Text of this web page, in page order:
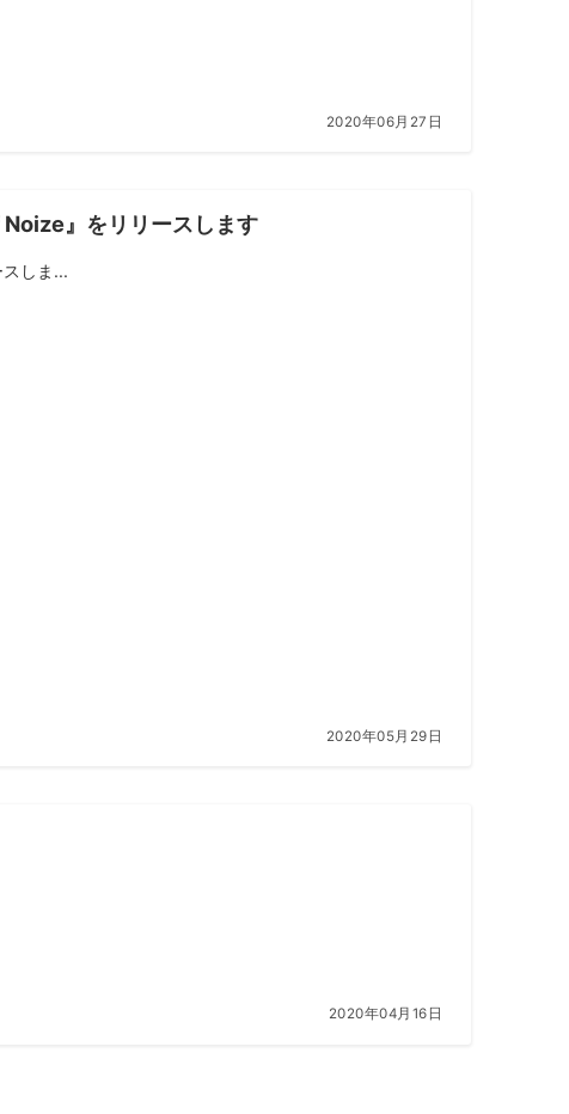
2020年06月27日
』をリリースします
しま...
2020年05月29日
2020年04月16日